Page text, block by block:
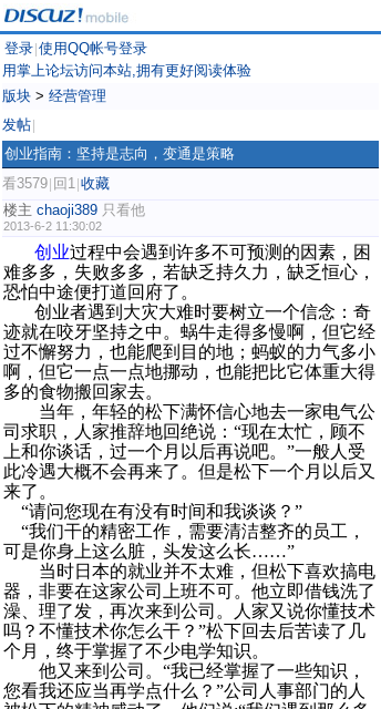
登录 使用QQ帐号登录
用掌上论坛访问本站,拥有更好阅读体验
版块 > 经营管理
发帖
创业指南：坚持是志向，变通是策略
看3579 回1 收藏
楼主 chaoji389 只看他
2013-6-2 11:30:02
创业过程中会遇到许多不可预测的因素，困
难多多，失败多多，若缺乏持久力，缺乏恒心，
恐怕中途便打道回府了。
创业者遇到大灾大难时要树立一个信念：奇
迹就在咬牙坚持之中。蜗牛走得多慢啊，但它经
过不懈努力，也能爬到目的地；蚂蚁的力气多小
啊，但它一点一点地挪动，也能把比它体重大得
多的食物搬回家去。
当年，年轻的松下满怀信心地去一家电气公
司求职，人家推辞地回绝说：“现在太忙，顾不
上和你谈话，过一个月以后再说吧。”一般人受
此冷遇大概不会再来了。但是松下一个月以后又
来了。
“请问您现在有没有时间和我谈谈？”
“我们干的精密工作，需要清洁整齐的员工，
可是你身上这么脏，头发这么长……”
当时日本的就业并不太难，但松下喜欢搞电
器，非要在这家公司上班不可。他立即借钱洗了
澡、理了发，再次来到公司。人家又说你懂技术
吗？不懂技术你怎么干？”松下回去后苦读了几
个月，终于掌握了不少电学知识。
他又来到公司。“我已经掌握了一些知识，
您看我还应当再学点什么？”公司人事部门的人